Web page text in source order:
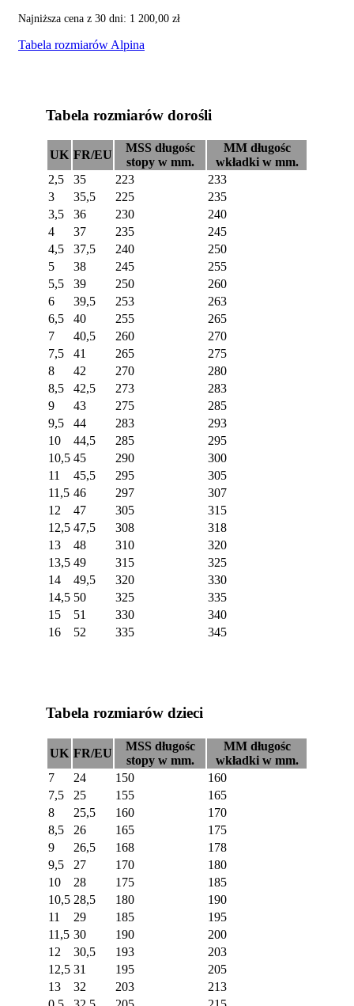
wynosiła:
540,00 zł.
wynosi:
200,00 zł.
Najniższa cena z 30 dni: 1 200,00 zł
Tabela rozmiarów Alpina
Tabela rozmiarów dorośli
UK FR/EU
MSS długośc
stopy w mm.
MM długośc
wkładki w mm.
2,5
35 223
233
3
35,5 225
235
3,5
36 230
240
4
37 235
245
4,5
37,5 240
250
5
38 245
255
5,5
39 250
260
6
39,5 253
263
6,5
40 255
265
7
40,5 260
270
7,5
41 265
275
8
42 270
280
8,5
42,5 273
283
9
43 275
285
9,5
44 283
293
10
44,5 285
295
10,5 45 290
300
11
45,5 295
305
11,5 46 297
307
12
47 305
315
12,5 47,5 308
318
13
48 310
320
13,5 49 315
325
14
49,5 320
330
14,5 50 325
335
15
51 330
340
16
52 335 345
Tabela rozmiarów dzieci
UK FR/EU
MSS długośc
stopy w mm.
MM długośc
wkładki w mm.
7
24 150
160
7,5
25 155
165
8
25,5 160
170
8,5
26 165
175
9
26,5 168
178
9,5
27 170
180
10
28 175
185
10,5 28,5 180
190
11
29 185
195
11,5 30 190
200
12
30,5 193
203
12,5 31 195
205
13
32 203
213